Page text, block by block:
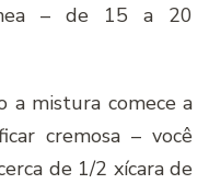
– de 15 a 20
a mistura comece a
cremosa – você
de 1/2 xícara de